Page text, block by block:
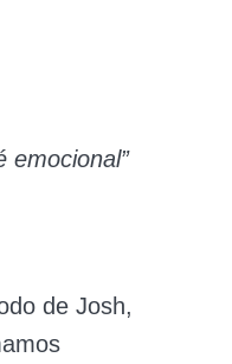
emocional”
de Josh,